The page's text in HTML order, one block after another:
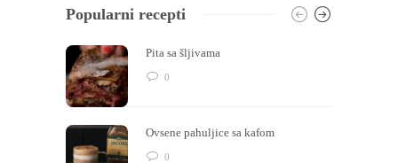
Popularni recepti
Pita sa šljivama
0
Ovsene pahuljice sa kafom
0